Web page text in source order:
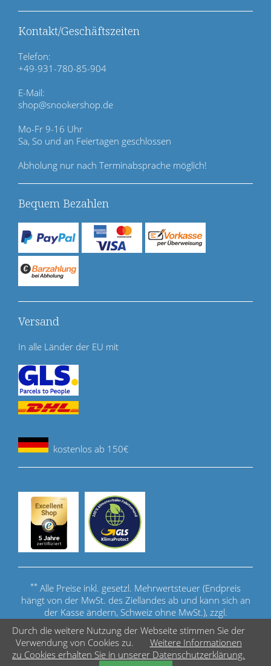
n
ü
b
e
r
p
r
i
n
g
e
n
Kontakt/Geschäftszeiten
Telefon:
+49-931-780-85-904
E-Mail:
shop@snookershop.de
Mo-Fr 9-16 Uhr
Sa, So und an Feiertagen geschlossen
Abholung nur nach Terminabsprache möglich!
Bequem Bezahlen
Versand
In alle Länder der EU mit
kostenlos ab 150€
** Alle Preise inkl. gesetzl. Mehrwertsteuer (Endpreis
hängt von der MwSt. des Ziellandes ab und kann sich an
der Kasse ändern, Schweiz ohne MwSt.), zzgl.
Versandkosten
© Copyright - Acuerate Cue Sports GmbH
Durch die weitere Nutzung der Webseite stimmen Sie der
Verwendung von Cookies zu.
Weitere Informationen
zu Cookies erhalten Sie in unserer Datenschutzerklärung.